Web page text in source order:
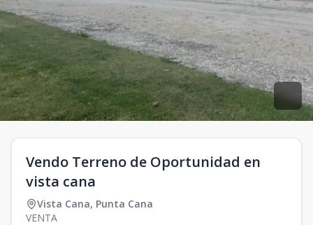
Vendo Terreno de Oportunidad en
vista cana
Vista Cana, Punta Cana
VENTA